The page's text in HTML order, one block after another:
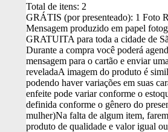
Total de itens: 2
GRÁTIS (por presenteado): 1 Foto
Mensagem produzido em papel
GRATUITA para toda a cidade de
Durante a compra você poderá
mensagem para o cartão e enviar
reveladaA imagem do produto é
podendo haver variações em suas
enfeite pode variar conforme o
definida conforme o gênero do
mulher)Na falta de algum item,
produto de qualidade e valor igual